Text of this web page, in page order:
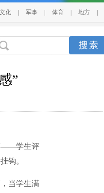
文化 军事 体育 地方
”
——学生评
钩。
当学生满